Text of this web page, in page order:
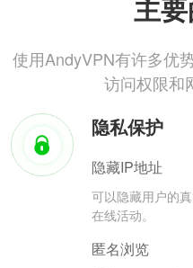
主
使用AndyVPN有许多优
访问权限和
隐私保护
隐藏IP地址
可以隐藏用户的
在线活动。
匿名浏览